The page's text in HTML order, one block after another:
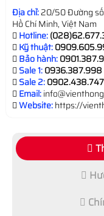
Địa chỉ:20/50 Đường
Hồ Chí Minh, Việt Nam
Hotline:
Kỹ thuật:
Bảo hành:
Sale 1:0936.387.998
Sale 2:0902.438.747
Email:
Website:https://